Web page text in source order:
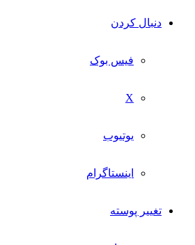
دنبال کردن
فیس بوک
X
یوتیوب
اینستاگرام
تغییر پوسته